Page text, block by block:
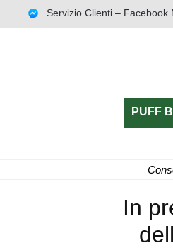
Servizio Clienti – Facebook
PUFF
In